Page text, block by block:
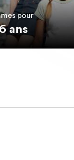
pour
ans